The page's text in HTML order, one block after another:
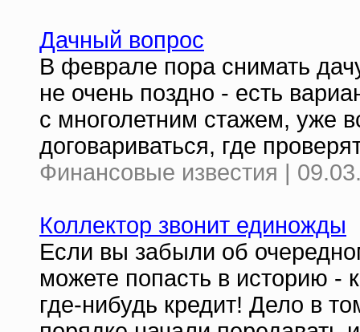
Дачный вопрос
В феврале пора снимать
не очень поздно - есть
с многолетним стажем, уже
договариваться, где
Финансовые известия |
Коллектор звонит единожды
Если вы забыли об
можете попасть в историю -
где-нибудь кредит! Дело в